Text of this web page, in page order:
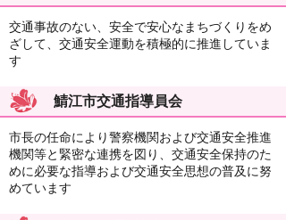
交通事故のない、安全で安心なまちづくりをめ
ざして、交通安全運動を積極的に推進していま
す
鯖江市交通指導員会
市長の任命により警察機関および交通安全推進
機関等と緊密な連携を図り、交通安全保持のた
めに必要な指導および交通安全思想の普及に努
めています